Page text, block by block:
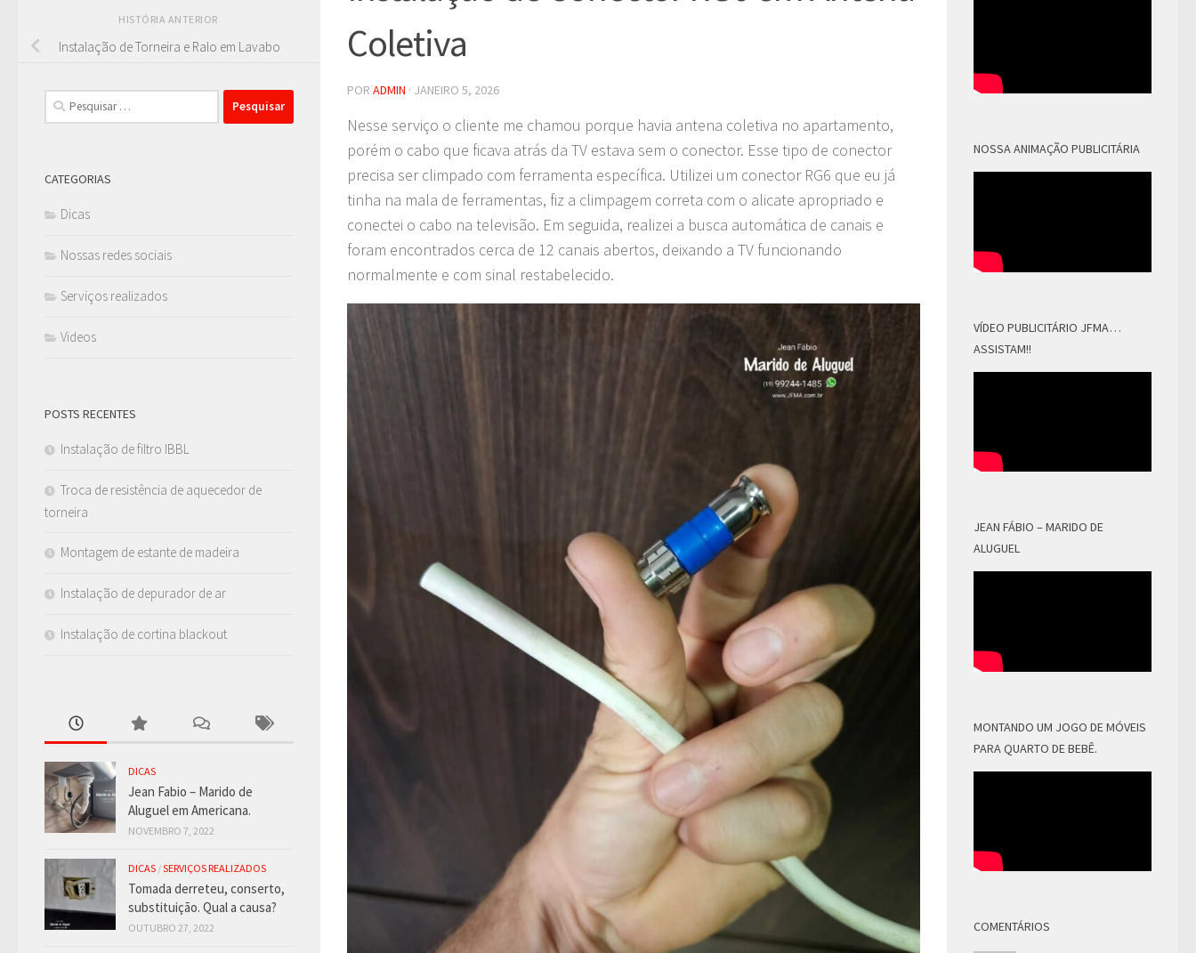
Coletiva
POR ADMIN · JANEIRO 5, 2026
Nesse serviço o cliente me chamou porque havia antena coletiva no apartamento,
porém o cabo que ficava atrás da TV estava sem o conector. Esse tipo de conector
precisa ser climpado com ferramenta específica. Utilizei um conector RG6 que eu já
tinha na mala de ferramentas, fiz a climpagem correta com o alicate apropriado e
conectei o cabo na televisão. Em seguida, realizei a busca automática de canais e
foram encontrados cerca de 12 canais abertos, deixando a TV funcionando
normalmente e com sinal restabelecido.
HISTÓRIA ANTERIOR
Instalação de Torneira e Ralo em Lavabo
Pesquisar
por:
CATEGORIAS
Dicas
Nossas redes sociais
Serviços realizados
Videos
POSTS RECENTES
Instalação de filtro IBBL
Troca de resistência de aquecedor de
torneira
Montagem de estante de madeira
Instalação de depurador de ar
Instalação de cortina blackout
DICAS
Jean Fabio – Marido de
Aluguel em Americana.
NOVEMBRO 7, 2022
DICAS /SERVIÇOS REALIZADOS
Tomada derreteu, conserto,
substituição. Qual a causa?
OUTUBRO 27, 2022
NOSSA ANIMAÇÃO PUBLICITÁRIA
VÍDEO PUBLICITÁRIO JFMA…
ASSISTAM!!
JEAN FÁBIO – MARIDO DE
ALUGUEL
MONTANDO UM JOGO DE MÓVEIS
PARA QUARTO DE BEBÊ.
COMENTÁRIOS